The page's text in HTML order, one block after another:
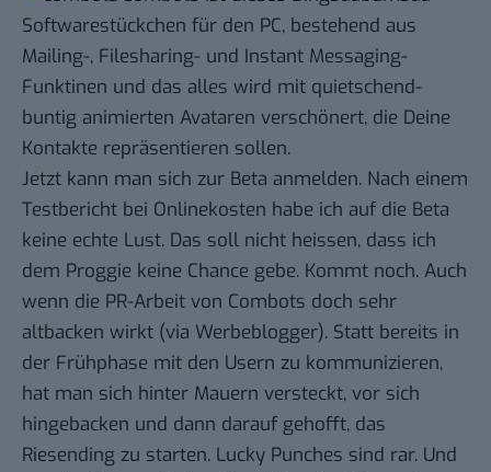
Softwarestückchen für den PC, bestehend aus
Mailing-, Filesharing- und Instant Messaging-
Funktinen und das alles wird mit quietschend-
buntig animierten Avataren verschönert, die Deine
Kontakte repräsentieren sollen.
Jetzt kann man sich zur Beta anmelden. Nach einem
Testbericht bei Onlinekosten habe ich auf die Beta
keine echte Lust. Das soll nicht heissen, dass ich
dem Proggie keine Chance gebe. Kommt noch. Auch
wenn die PR-Arbeit von Combots doch sehr
altbacken wirkt (via Werbeblogger). Statt bereits in
der Frühphase mit den Usern zu kommunizieren,
hat man sich hinter Mauern versteckt, vor sich
hingebacken und dann darauf gehofft, das
Riesending zu starten. Lucky Punches sind rar. Und